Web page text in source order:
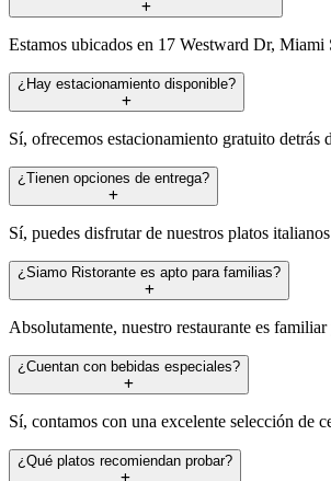
Estamos ubicados en 17 Westward Dr,
¿Hay estacionamiento disponible?
Sí, ofrecemos estacionamiento gratuito detrás
¿Tienen opciones de entrega?
Sí, puedes disfrutar de nuestros platos
¿Siamo Ristorante es apto para familias?
Absolutamente, nuestro restaurante es
¿Cuentan con bebidas especiales?
Sí, contamos con una excelente selección de
¿Qué platos recomiendan probar?